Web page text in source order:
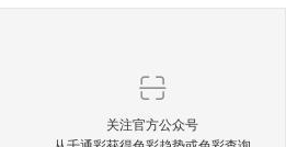
关注官方公众号